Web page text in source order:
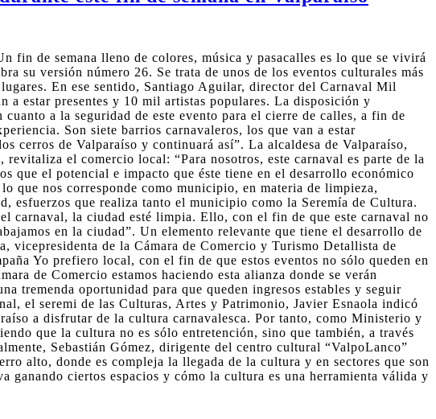
de semana lleno de colores, música y pasacalles es lo que se vivirá
su versión número 26. Se trata de unos de los eventos culturales más
En ese sentido, Santiago Aguilar, director del Carnaval Mil
a estar presentes y 10 mil artistas populares. La disposición y
a la seguridad de este evento para el cierre de calles, a fin de
Son siete barrios carnavaleros, los que van a estar
cerros de Valparaíso y continuará así”. La alcaldesa de Valparaíso,
el comercio local: “Para nosotros, este carnaval es parte de la
que el potencial e impacto que éste tiene en el desarrollo económico
que nos corresponde como municipio, en materia de limpieza,
esfuerzos que realiza tanto el municipio como la Seremía de Cultura.
carnaval, la ciudad esté limpia. Ello, con el fin de que este carnaval no
en la ciudad”. Un elemento relevante que tiene el desarrollo de
vicepresidenta de la Cámara de Comercio y Turismo Detallista de
Yo prefiero local, con el fin de que estos eventos no sólo queden en
de Comercio estamos haciendo esta alianza donde se verán
tremenda oportunidad para que queden ingresos estables y seguir
el seremi de las Culturas, Artes y Patrimonio, Javier Esnaola indicó
a disfrutar de la cultura carnavalesca. Por tanto, como Ministerio y
que la cultura no es sólo entretención, sino que también, a través
Sebastián Gómez, dirigente del centro cultural “ValpoLanco”
alto, donde es compleja la llegada de la cultura y en sectores que son
ganando ciertos espacios y cómo la cultura es una herramienta válida y